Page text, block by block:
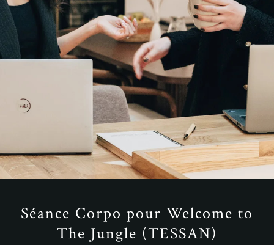
Séance Corpo pour Welcome to
The Jungle (TESSAN)